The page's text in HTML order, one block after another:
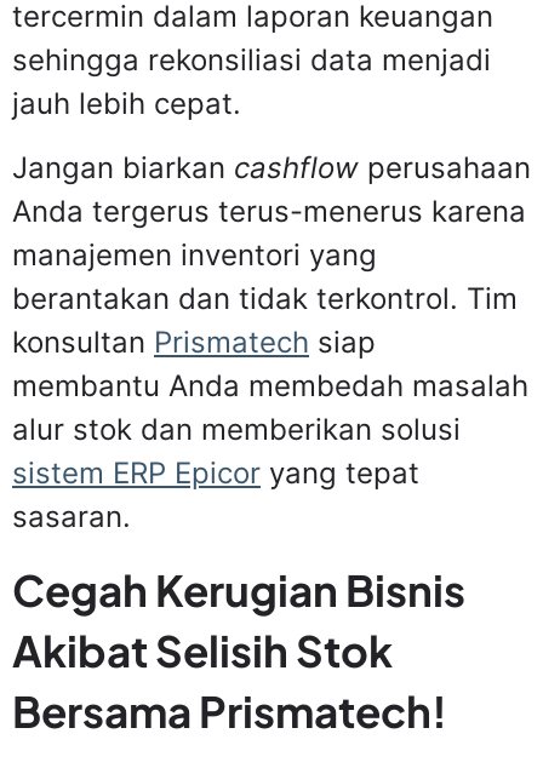
tercermin dalam laporan keuangan
sehingga rekonsiliasi data menjadi
jauh lebih cepat.
Jangan biarkan cashflow perusahaan
Anda tergerus terus-menerus karena
manajemen inventori yang
berantakan dan tidak terkontrol. Tim
konsultan Prismatech siap
membantu Anda membedah masalah
alur stok dan memberikan solusi
sistem ERP Epicor yang tepat
sasaran.
Cegah Kerugian Bisnis
Akibat Selisih Stok
Bersama Prismatech!